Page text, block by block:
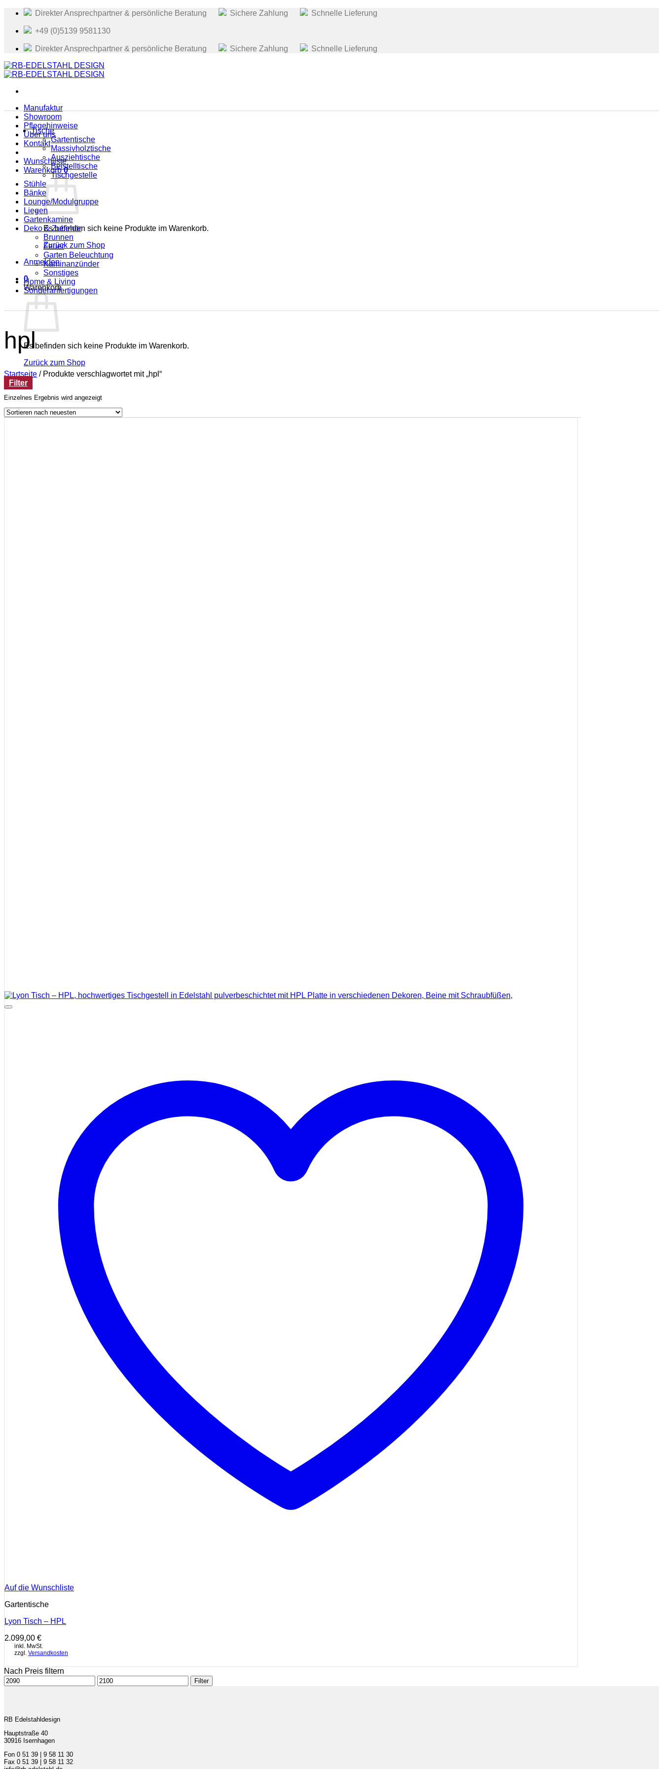
Zum
springen
Direkter Ansprechpartner & persönliche Beratung Sichere Zahlung Schnelle Lieferung
+49 (0)5139 9581130
Direkter Ansprechpartner & persönliche Beratung Sichere Zahlung Schnelle Lieferung
Manufaktur
Showroom
Pflegehinweise
Über uns
Kontakt
Wunschliste
Warenkorb0
Es befinden sich keine Produkte im Warenkorb.
Zurück zum Shop
Anmelden
0
Warenkorb
Es befinden sich keine Produkte im Warenkorb.
Zurück zum Shop
Tische
Gartentische
Massivholztische
Ausziehtische
Beistelltische
Tischgestelle
Stühle
Bänke
Lounge/Modulgruppe
Liegen
Gartenkamine
Deko & Zubehör
Brunnen
Feuer
Garten Beleuchtung
Kaminanzünder
Sonstiges
Home & Living
Sonderanfertigungen
hpl
Startseite /Produkte verschlagwortet mit „hpl“
Filter
Einzelnes Ergebnis wird angezeigt
Auf die Wunschliste
Gartentische
Lyon Tisch – HPL
2.099,00 €
inkl. MwSt.
zzgl. Versandkosten
Nach Preis filtern
Min.
Preis
Max.
Preis
Filter
RB Edelstahldesign
Hauptstraße 40
30916 Isernhagen
Fon 0 51 39 | 9 58 11 30
Fax 0 51 39 | 9 58 11 32